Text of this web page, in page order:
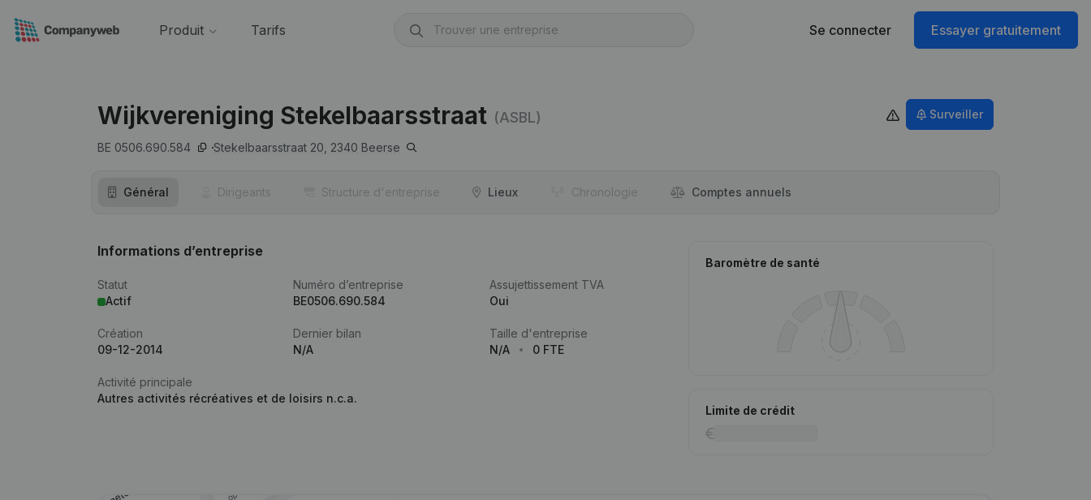
Produit Tarifs Se connecter Essayer gratuitement
Wijkvereniging Stekelbaarsstraat (ASBL)
BE 0506.690.584 Stekelbaarsstraat 20, 2340 Beerse
Surveiller
Général Dirigeants Structure d'entreprise Lieux Chronologie Comptes annuels
Informations d’entreprise
Statut
Actif
Numéro d’entreprise
BE0506.690.584
Assujettissement TVA
Oui
Création
09-12-2014
Dernier bilan
N/A
Taille d'entreprise
N/A
0 FTE
Activité principale
Autres activités récréatives et de loisirs n.c.a.
Baromètre de santé
Limite de crédit